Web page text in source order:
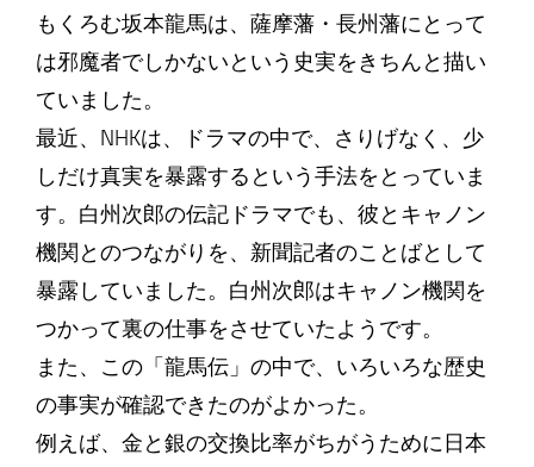
もくろむ坂本龍馬は、薩摩藩・長州藩にとって
は邪魔者でしかないという史実をきちんと描い
ていました。
最近、NHKは、ドラマの中で、さりげなく、少
しだけ真実を暴露するという手法をとっていま
す。白州次郎の伝記ドラマでも、彼とキャノン
機関とのつながりを、新聞記者のことばとして
暴露していました。白州次郎はキャノン機関を
つかって裏の仕事をさせていたようです。
また、この「龍馬伝」の中で、いろいろな歴史
の事実が確認できたのがよかった。
例えば、金と銀の交換比率がちがうために日本